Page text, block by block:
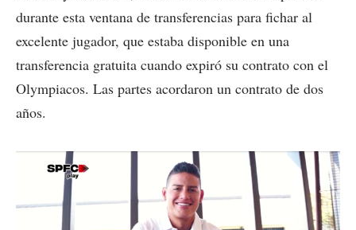
durante esta ventana de transferencias para fichar al
excelente jugador, que estaba disponible en una
transferencia gratuita cuando expiró su contrato con el
Olympiacos. Las partes acordaron un contrato de dos
años.